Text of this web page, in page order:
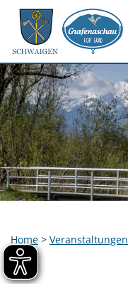
Home > Veranstaltungen